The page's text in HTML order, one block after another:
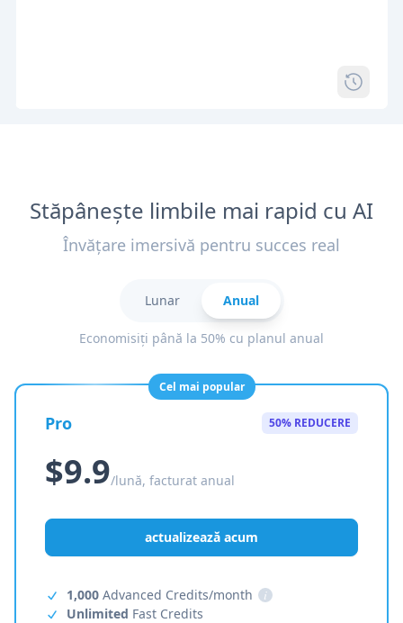
Stăpânește limbile mai rapid cu AI
Învățare imersivă pentru succes real
Lunar Anual
Economisiți până la 50% cu planul anual
Cel mai popular
Pro 50% REDUCERE
$9.9/lună, facturat anual
actualizează acum
1,000 Advanced Credits/month
i
Unlimited Fast Credits